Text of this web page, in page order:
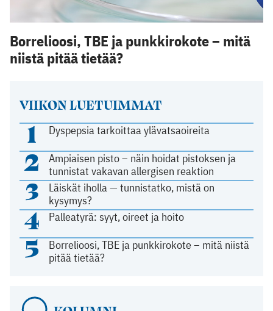
VIIKON LUETUIMMAT
1 Dyspepsia tarkoittaa ylävatsaoireita
2
Ampiaisen pisto – näin hoidat pistoksen ja
tunnistat vakavan allergisen reaktion
3
Läiskät iholla — tunnistatko, mistä on
kysymys?
4 Palleatyrä: syyt, oireet ja hoito
5
Borrelioosi, TBE ja punkkirokote – mitä niistä
pitää tietää?
Borrelioosi, TBE ja punkkirokote – mitä
niistä pitää tietää?